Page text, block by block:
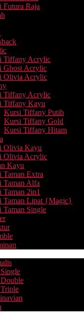
Futura Raja
Tiffany Acrylic
Ghost Acrylic
Olivia Acrylic
Tiffany Acrylic
Tiffany Kayu
Kursi Tiffany Putih
Kursi Tiffany Gold
Kursi Tiffany Hitam
Olivia Kayu
Olivia Acrylic
Kayu
Taman Extra
Taman Alfa
Taman 2in1
Taman Lipat {Magic}
Taman Single